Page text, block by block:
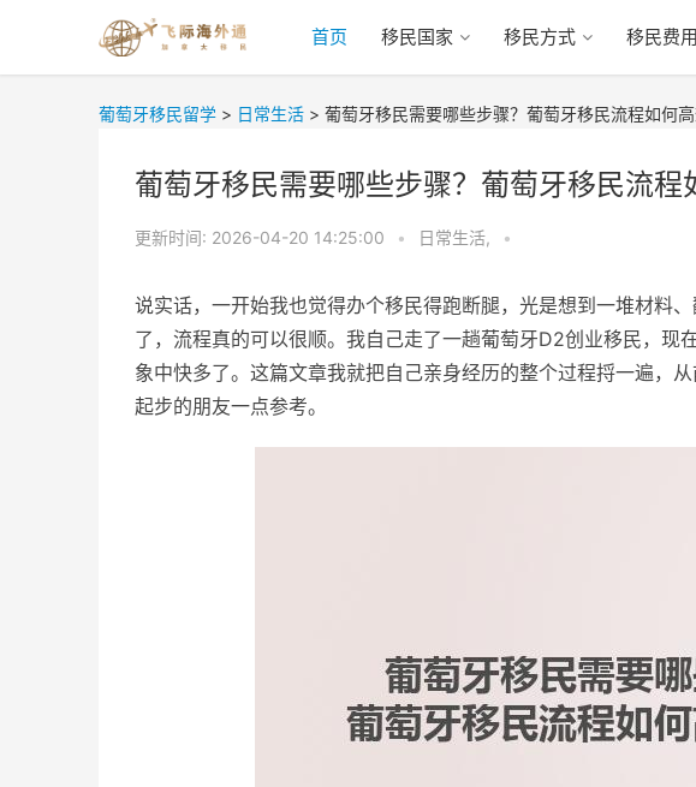
首页 移民国家 移民方式 移民费用
葡萄牙移民留学 > 日常生活 > 葡萄牙移民需要哪些步骤？葡萄牙移民流程如何高
葡萄牙移民需要哪些步骤？葡萄牙移民流程
更新时间: 2026-04-20 14:25:00 • 日常生活, •
说实话，一开始我也觉得办个移民得跑断腿，光是想到一堆材料
了，流程真的可以很顺。我自己走了一趟葡萄牙D2创业移民，现
象中快多了。这篇文章我就把自己亲身经历的整个过程捋一遍，
起步的朋友一点参考。